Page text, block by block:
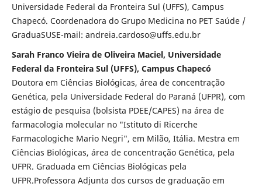
Universidade Federal da Fronteira Sul (UFFS), Campus
Chapecó. Coordenadora do Grupo Medicina no PET Saúde /
GraduaSUSE-mail: andreia.cardoso@uffs.edu.br
Sarah Franco Vieira de Oliveira Maciel, Universidade
Federal da Fronteira Sul (UFFS), Campus Chapecó
Doutora em Ciências Biológicas, área de concentração
Genética, pela Universidade Federal do Paraná (UFPR), com
estágio de pesquisa (bolsista PDEE/CAPES) na área de
farmacologia molecular no "Istituto di Ricerche
Farmacologiche Mario Negri", em Milão, Itália. Mestra em
Ciências Biológicas, área de concentração Genética, pela
UFPR. Graduada em Ciências Biológicas pela
UFPR.Professora Adjunta dos cursos de graduação em